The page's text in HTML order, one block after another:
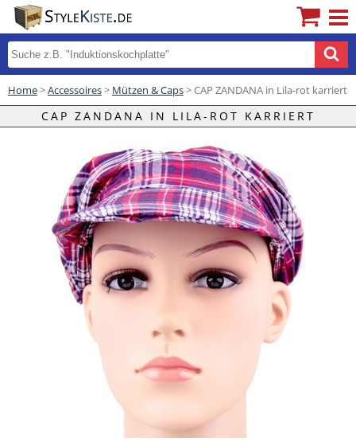
Home>Accessoires> Mützen & Caps> CAP ZANDANA in Lila-rot karriert
CAP ZANDANA IN LILA-ROT KARRIERT